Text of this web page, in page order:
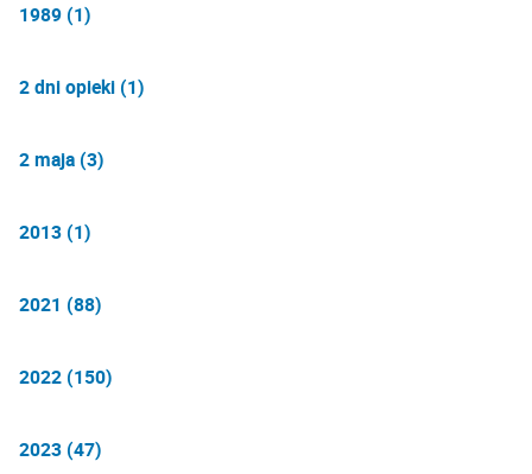
1989 (1)
2 dni opieki (1)
2 maja (3)
2013 (1)
2021 (88)
2022 (150)
2023 (47)